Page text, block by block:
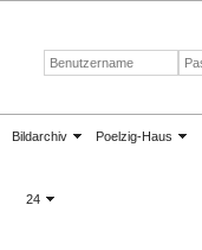
Bildarchiv Poelzig-Haus
24